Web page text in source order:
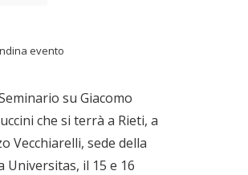
15/03/2010 al
03/2010
su Giacomo
che si terrà a Rieti, a
Vecchiarelli, sede della
Universitas, il 15 e 16